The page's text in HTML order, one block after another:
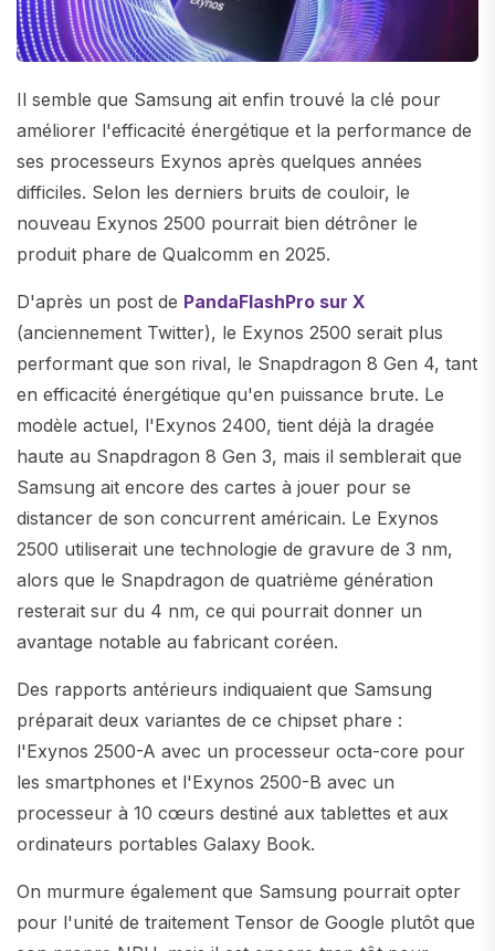
Il semble que Samsung ait enfin trouvé la clé pour
améliorer l'efficacité énergétique et la performance de
ses processeurs Exynos après quelques années
difficiles. Selon les derniers bruits de couloir, le
nouveau Exynos 2500 pourrait bien détrôner le
produit phare de Qualcomm en 2025.
D'après un post de PandaFlashPro sur X
(anciennement Twitter), le Exynos 2500 serait plus
performant que son rival, le Snapdragon 8 Gen 4, tant
en efficacité énergétique qu'en puissance brute. Le
modèle actuel, l'Exynos 2400, tient déjà la dragée
haute au Snapdragon 8 Gen 3, mais il semblerait que
Samsung ait encore des cartes à jouer pour se
distancer de son concurrent américain. Le Exynos
2500 utiliserait une technologie de gravure de 3 nm,
alors que le Snapdragon de quatrième génération
resterait sur du 4 nm, ce qui pourrait donner un
avantage notable au fabricant coréen.
Des rapports antérieurs indiquaient que Samsung
préparait deux variantes de ce chipset phare :
l'Exynos 2500-A avec un processeur octa-core pour
les smartphones et l'Exynos 2500-B avec un
processeur à 10 cœurs destiné aux tablettes et aux
ordinateurs portables Galaxy Book.
On murmure également que Samsung pourrait opter
pour l'unité de traitement Tensor de Google plutôt que